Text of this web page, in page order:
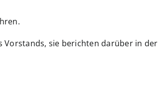
Vorstands, sie berichten darüber in der